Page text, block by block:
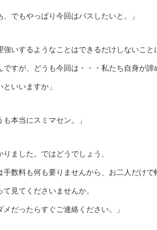
、でもやっぱり今回はパスしたいと。」
強いするようなことはできるだけしないこと
ですが、どうも今回は・・・私たち自身が諦
といいますか」
も本当にスミマセン。」
りました。ではどうでしょう、
手数料も何も要りませんから、お二人だけで
て見てくださいませんか。
メだったらすぐご連絡ください。」